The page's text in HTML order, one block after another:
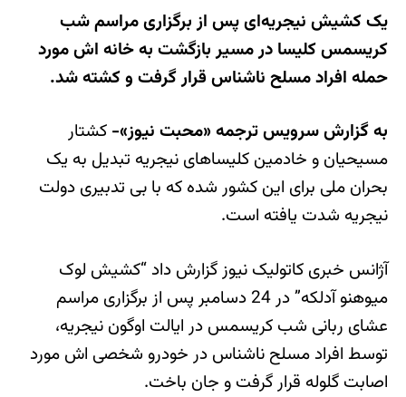
یک کشیش نیجریه‌ای پس از برگزاری مراسم شب
کریسمس کلیسا در مسیر بازگشت به خانه اش مورد
حمله افراد مسلح ناشناس قرار گرفت و کشته شد.
به گزارش سرویس ترجمه «محبت نیوز»- کشتار
مسیحیان و خادمین کلیساهای نیجریه تبدیل به یک
بحران ملی برای این کشور شده که با بی تدبیری دولت
نیجریه شدت یافته است.
آژانس خبری کاتولیک نیوز گزارش داد “کشیش لوک
میوهنو آدلکه” در 24 دسامبر پس از برگزاری مراسم
عشای ربانی شب کریسمس در ایالت اوگون نیجریه،
توسط افراد مسلح ناشناس در خودرو شخصی اش مورد
اصابت گلوله قرار گرفت و جان باخت.